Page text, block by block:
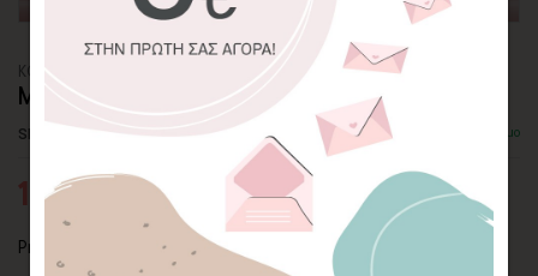
ΚΟΥΠΑ
ΜΟΝΟΚΕΡΟΣ ΜΕ ΛΟΥΛΟΥΔΑΚΙΑ
SKU: MG-61 Διαθέσιμο
10,20€ 12,00€
Premium παιδική κεραμική κούπα με χαριτωμένο μονόκερο.